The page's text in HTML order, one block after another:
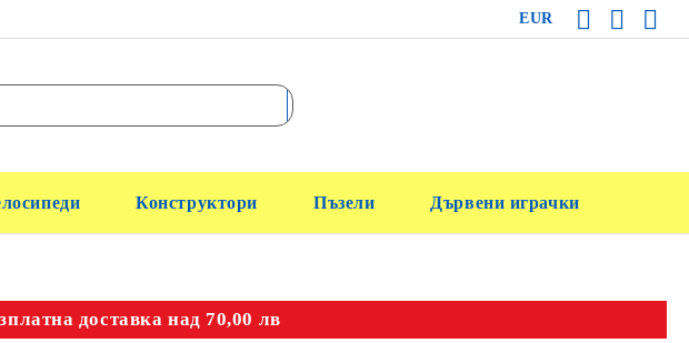
EUR
Конструктори Пъзели Дървени играчки
доставка над 70,00 лв